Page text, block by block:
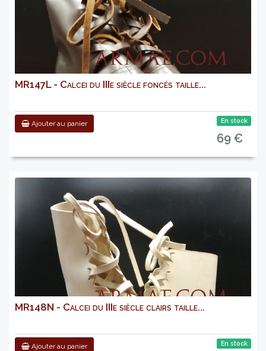
MR147L - Calcei du IIIe siècle foncés taille...
Ajouter au panier En stock
69 €
MR148N - Calcei du IIIe siècle clairs taille...
Ajouter au panier En stock